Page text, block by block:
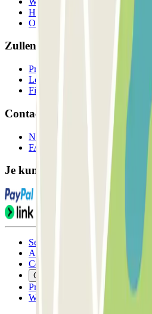
Hoe het werkt
Onze parkeergarages
Zullen we samenwerken?
Professionals
Leverancier parkeren
Filialen
Contact
Neem contact met ons op
FAQ
Je kunt deze betaalmethoden
Servicevoorwaarden
Annuleringsvoorwaarden
Cookiebeleid
Cookies beheren
Privacybeleid
Whistleblowing